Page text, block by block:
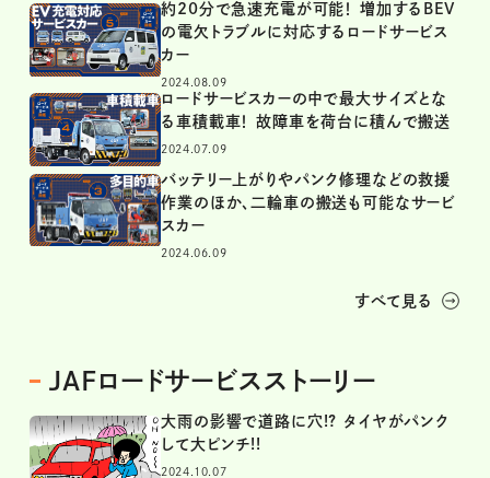
約20分で急速充電が可能！ 増加するBEV
の電欠トラブルに対応するロードサービス
カー
2024.08.09
ロードサービスカーの中で最大サイズとな
る車積載車！ 故障車を荷台に積んで搬送
2024.07.09
バッテリー上がりやパンク修理などの救援
作業のほか、二輪車の搬送も可能なサービ
スカー
2024.06.09
すべて見る
JAFロードサービスストーリー
大雨の影響で道路に穴!? タイヤがパンク
して大ピンチ!!
2024.10.07